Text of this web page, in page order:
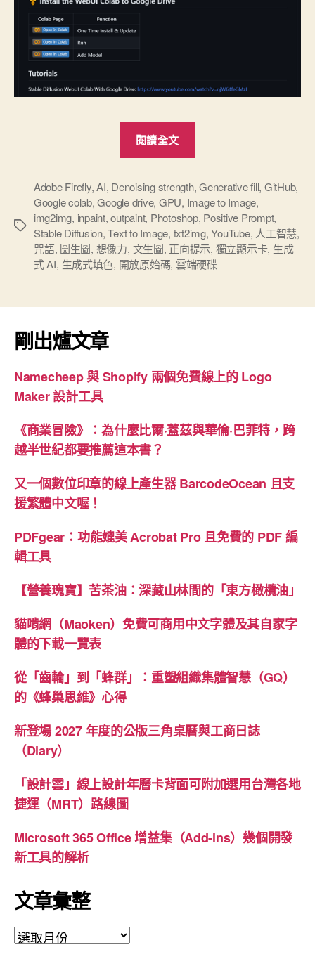
閱讀全文
紀
實”
標
Adobe Firefly,AI, Denoising strength,Generative fill, GitHub,
Google colab,Google drive, GPU, Image to Image,
img2img, inpaint,outpaint, Photoshop, Positive Prompt,
Stable Diffusion,Text to Image, txt2img,YouTube, 人工智慧,
咒語, 圖生圖, 想像力, 文生圖, 正向提示, 獨立顯示卡, 生成
式 AI, 生成式填色, 開放原始碼, 雲端硬碟
剛出爐文章
Namecheep 與 Shopify 兩個免費線上的 Logo
Maker 設計工具
《商業冒險》：為什麼比爾·蓋茲與華倫·巴菲特，跨
越半世紀都要推薦這本書？
又一個數位印章的線上產生器 BarcodeOcean 且支
援繁體中文喔！
PDFgear：功能媲美 Acrobat Pro 且免費的 PDF 編
輯工具
【營養瑰寶】苦茶油：深藏山林間的「東方橄欖油」
貓啃網（Maoken）免費可商用中文字體及其自家字
體的下載一覽表
從「齒輪」到「蜂群」：重塑組織集體智慧（GQ）
的《蜂巢思維》心得
新登場 2027 年度的公版三角桌曆與工商日誌
（Diary）
「設計雲」線上設計年曆卡背面可附加選用台灣各地
捷運（MRT）路線圖
Microsoft 365 Office 增益集（Add-ins）幾個開發
新工具的解析
文章彙整
文